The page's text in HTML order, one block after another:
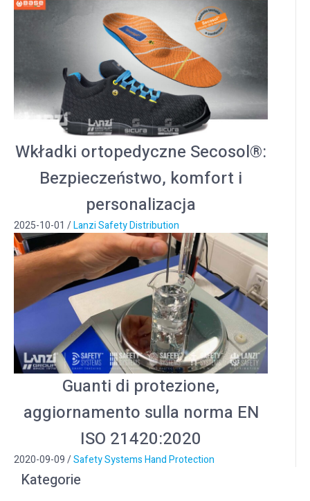
Wkładki ortopedyczne Secosol®:
Bezpieczeństwo, komfort i
personalizacja
2025-10-01 /Lanzi Safety Distribution
Guanti di protezione,
aggiornamento sulla norma EN
ISO 21420:2020
2020-09-09/Safety Systems Hand Protection
Kategorie